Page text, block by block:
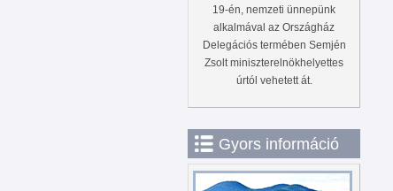
19-én, nemzeti ünnepünk
alkalmával az Országház
Delegációs termében Semjén
Zsolt miniszterelnökhelyettes
úrtól vehetett át.
Gyors információ